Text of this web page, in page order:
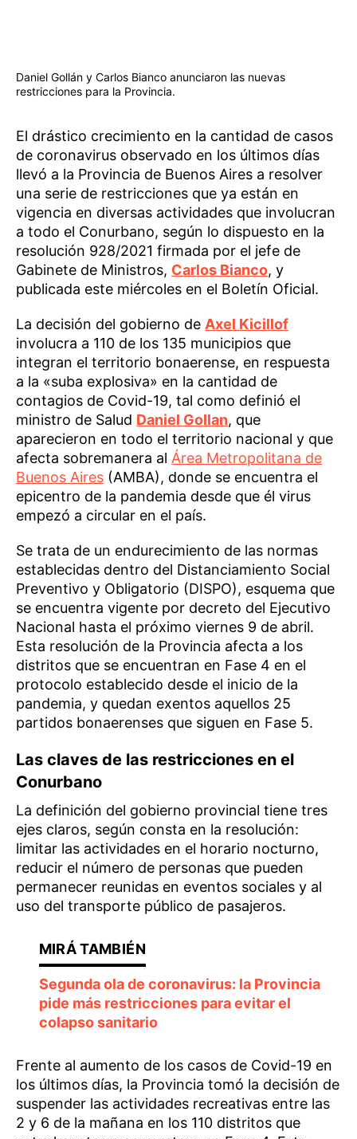
Daniel Gollán y Carlos Bianco anunciaron las nuevas
restricciones para la Provincia.
El drástico crecimiento en la cantidad de casos
de coronavirus observado en los últimos días
llevó a la Provincia de Buenos Aires a resolver
una serie de restricciones que ya están en
vigencia en diversas actividades que involucran
a todo el Conurbano, según lo dispuesto en la
resolución 928/2021 firmada por el jefe de
Gabinete de Ministros, Carlos Bianco, y
publicada este miércoles en el Boletín Oficial.
La decisión del gobierno de Axel Kicillof
involucra a 110 de los 135 municipios que
integran el territorio bonaerense, en respuesta
a la «suba explosiva» en la cantidad de
contagios de Covid-19, tal como definió el
ministro de Salud Daniel Gollan, que
aparecieron en todo el territorio nacional y que
afecta sobremanera al Área Metropolitana de
Buenos Aires (AMBA), donde se encuentra el
epicentro de la pandemia desde que él virus
empezó a circular en el país.
Se trata de un endurecimiento de las normas
establecidas dentro del Distanciamiento Social
Preventivo y Obligatorio (DISPO), esquema que
se encuentra vigente por decreto del Ejecutivo
Nacional hasta el próximo viernes 9 de abril.
Esta resolución de la Provincia afecta a los
distritos que se encuentran en Fase 4 en el
protocolo establecido desde el inicio de la
pandemia, y quedan exentos aquellos 25
partidos bonaerenses que siguen en Fase 5.
Las claves de las restricciones en el
Conurbano
La definición del gobierno provincial tiene tres
ejes claros, según consta en la resolución:
limitar las actividades en el horario nocturno,
reducir el número de personas que pueden
permanecer reunidas en eventos sociales y al
uso del transporte público de pasajeros.
Segunda ola de coronavirus: la Provincia
pide más restricciones para evitar el
colapso sanitario
Frente al aumento de los casos de Covid-19 en
los últimos días, la Provincia tomó la decisión de
suspender las actividades recreativas entre las
2 y 6 de la mañana en los 110 distritos que